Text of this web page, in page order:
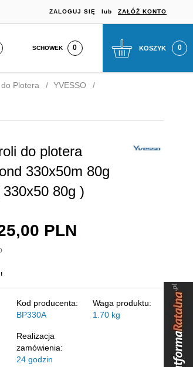
ZALOGUJ SIĘ lub ZAŁÓŻ KONTO
SCHOWEK KOSZYK 0
do Plotera YVESSO
do plotera
330x50m 80g
80g )
PLN
Kod producenta:
BP330A
Waga produktu:
1.70 kg
Realizacja
zamówienia:
24 godzin